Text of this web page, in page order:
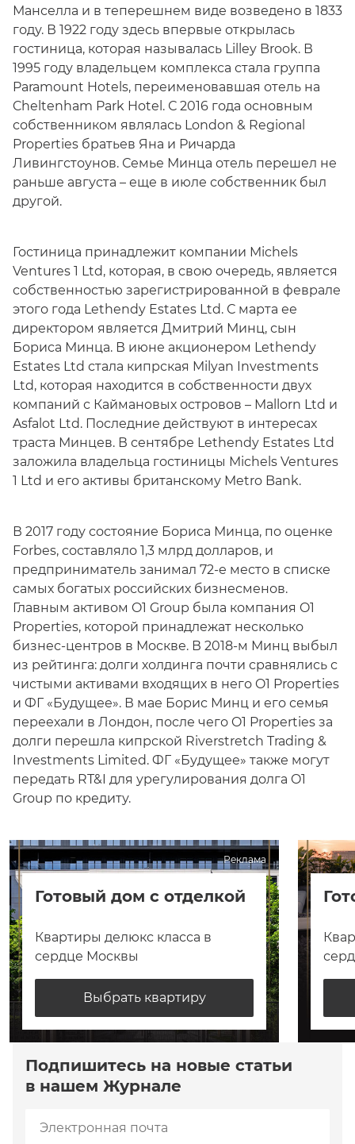
Манселла и в теперешнем виде возведено в 1833
году. В 1922 году здесь впервые открылась
гостиница, которая называлась Lilley Brook. В
1995 году владельцем комплекса стала группа
Paramount Hotels, переименовавшая отель на
Cheltenham Park Hotel. С 2016 года основным
собственником являлась London & Regional
Properties братьев Яна и Ричарда
Ливингстоунов. Семье Минца отель перешел не
раньше августа – еще в июле собственник был
другой.
Гостиница принадлежит компании Michels
Ventures 1 Ltd, которая, в свою очередь, является
собственностью зарегистрированной в феврале
этого года Lethendy Estates Ltd. С марта ее
директором является Дмитрий Минц, сын
Бориса Минца. В июне акционером Lethendy
Estates Ltd стала кипрская Milyan Investments
Ltd, которая находится в собственности двух
компаний с Каймановых островов – Mallorn Ltd и
Asfalot Ltd. Последние действуют в интересах
траста Минцев. В сентябре Lethendy Estates Ltd
заложила владельца гостиницы Michels Ventures
1 Ltd и его активы британскому Metro Bank.
В 2017 году состояние Бориса Минца, по оценке
Forbes, составляло 1,3 млрд долларов, и
предприниматель занимал 72-е место в списке
самых богатых российских бизнесменов.
Главным активом O1 Group была компания O1
Properties, которой принадлежат несколько
бизнес-центров в Москве. В 2018-м Минц выбыл
из рейтинга: долги холдинга почти сравнялись с
чистыми активами входящих в него O1 Properties
и ФГ «Будущее». В мае Борис Минц и его семья
переехали в Лондон, после чего O1 Properties за
долги перешла кипрской Riverstretch Trading &
Investments Limited. ФГ «Будущее» также могут
передать RT&I для урегулирования долга O1
Group по кредиту.
Реклама
Готовый дом с отделкой
Квартиры делюкс класса в
сердце Москвы
Выбрать квартиру
Подпишитесь на новые статьи
в нашем Журнале